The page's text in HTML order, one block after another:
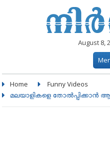
August 8,
Home Funny Videos
മലയാളികളെ തോല്‍പ്പിക്കാന്‍